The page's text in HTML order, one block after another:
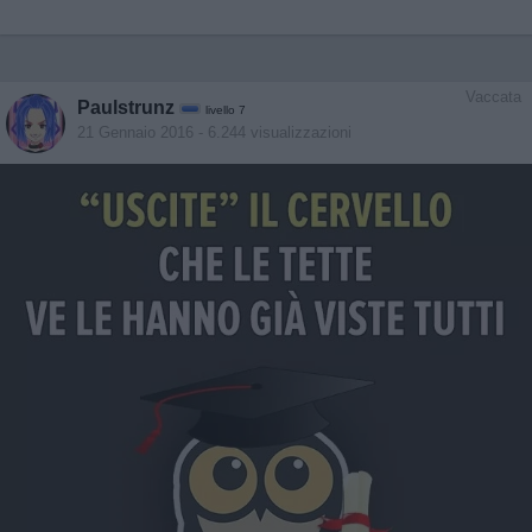
Vaccata
Paulstrunz livello 7
21 Gennaio 2016 - 6.244 visualizzazioni